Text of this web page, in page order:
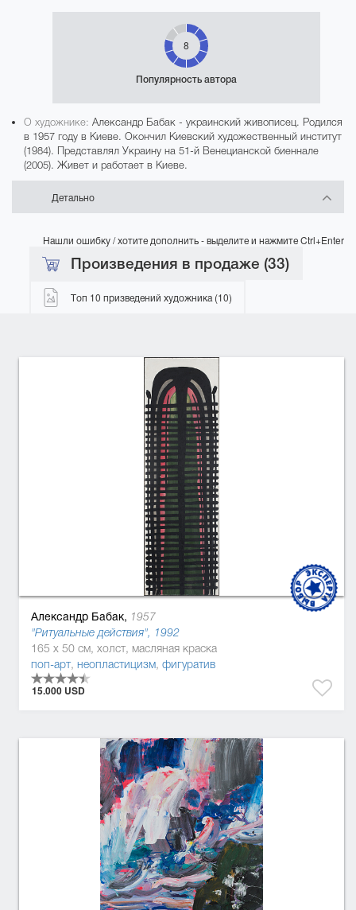
8
Популярность автора
О художнике: Александр Бабак - украинский живописец. Родился
в 1957 году в Киеве. Окончил Киевский художественный институт
(1984). Представлял Украину на 51-й Венецианской биеннале
(2005). Живет и работает в Киеве.
Детально
Нашли ошибку / хотите дополнить - выделите и нажмите Ctrl+Enter
Произведения в продаже (33)
Топ 10 призведений художника (10)
Александр Бабак, 1957
"Ритуальные действия", 1992
165 x 50 см, холст, масляная краска
поп-арт, неопластицизм, фигуратив
15.000 USD